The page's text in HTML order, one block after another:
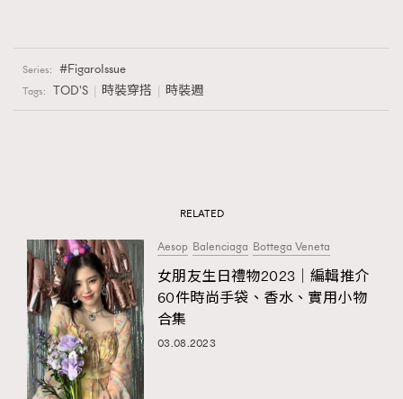
Series: FigaroIssue
Tags: TOD'S 時裝穿搭 時裝週
RELATED
Aesop Balenciaga Bottega Veneta
女朋友生日禮物2023｜編輯推介
60件時尚手袋、香水、實用小物
合集
03.08.2023